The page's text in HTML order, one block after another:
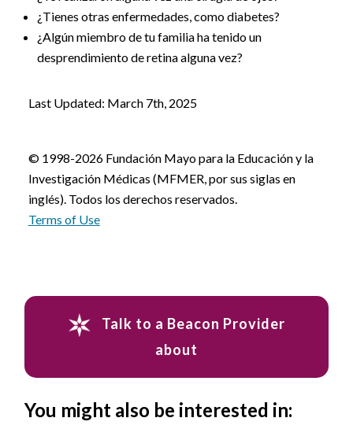
¿Tienes otras enfermedades, como diabetes?
¿Algún miembro de tu familia ha tenido un
desprendimiento de retina alguna vez?
Last Updated: March 7th, 2025
© 1998-2026 Fundación Mayo para la Educación y la
Investigación Médicas (MFMER, por sus siglas en
inglés). Todos los derechos reservados.
Terms of Use
Talk to a Beacon Provider
about
You might also be interested in: